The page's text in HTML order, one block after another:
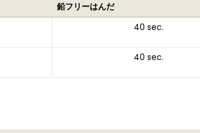
鉛フリーはんだ
40 sec.
40 sec.